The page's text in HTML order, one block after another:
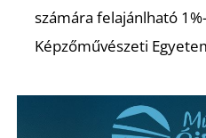
számára felajánlható
Képzőművészeti